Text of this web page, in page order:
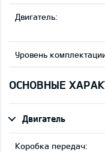
Двигатель:
Уровень
ОСНОВНЫЕ
Двигатель
Коробка передач: